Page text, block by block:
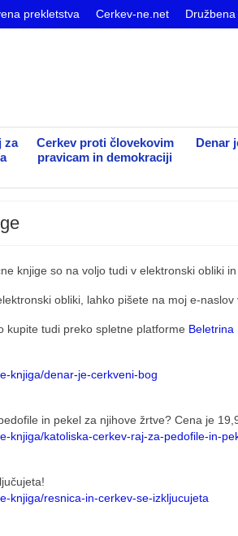
prekletstva Cerkev-ne.net
za
Cerkev proti človekovim
pravicam in demokraciji
Denar
knjige so na voljo tudi v elektronski obliki
obliki, lahko pišete na moj e-
kupite tudi preko spletne platforme Beletrina
knjiga/denar-je-cerkveni-bog
in pekel za njihove žrtve? Cena je
knjiga/katoliska-cerkev-raj-za-pedofile-in-
knjiga/resnica-in-cerkev-se-izkljucujeta